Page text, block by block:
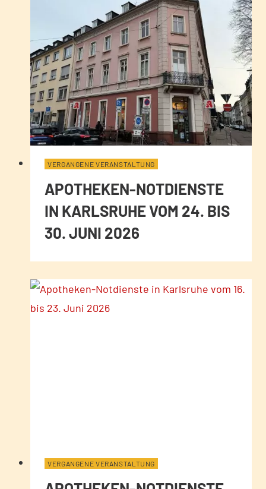
VERGANGENE VERANSTALTUNG
APOTHEKEN-NOTDIENSTE
IN KARLSRUHE VOM 24. BIS
30. JUNI 2026
VERGANGENE VERANSTALTUNG